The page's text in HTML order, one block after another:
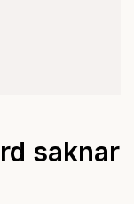
saknar